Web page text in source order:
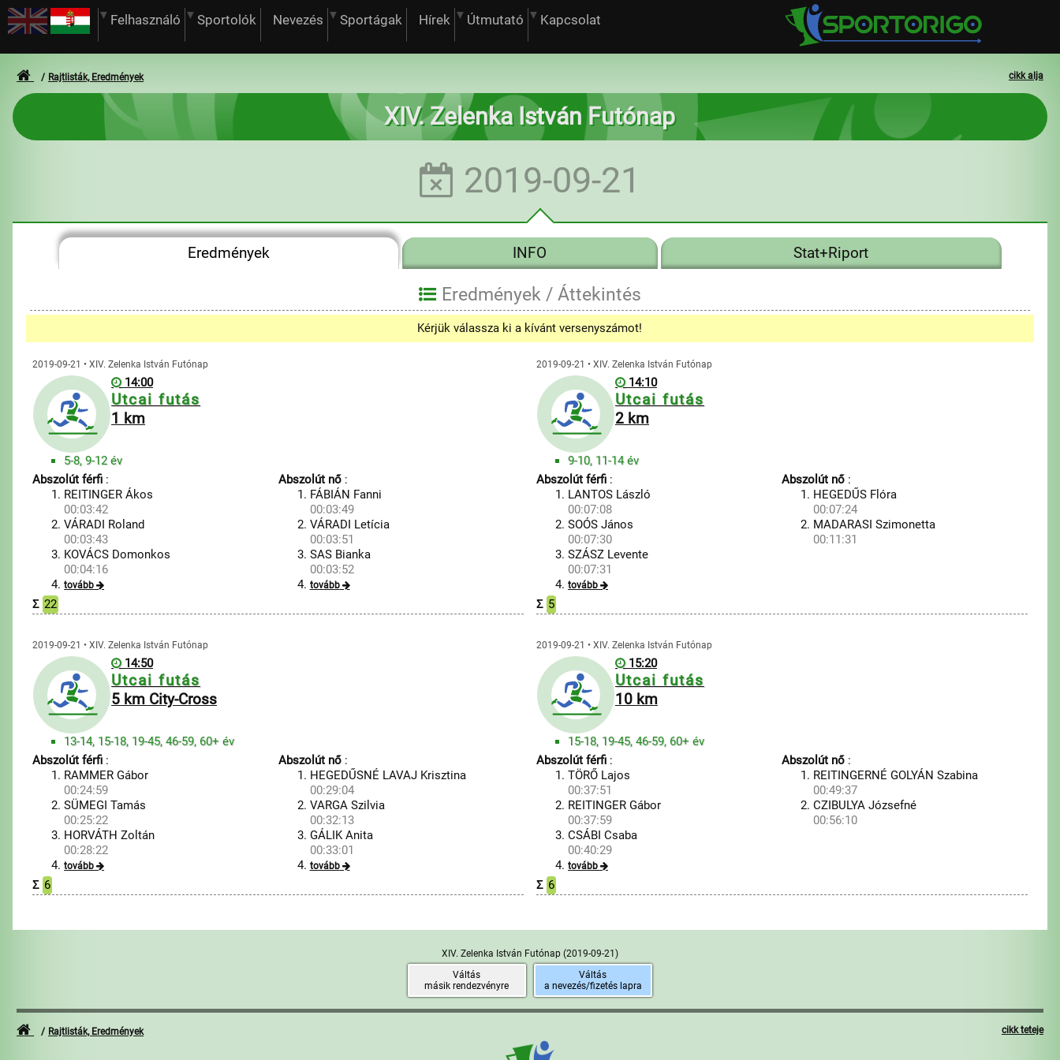
Felhasználó Sportolók Nevezés Sportágak Hírek Útmutató Kapcsolat
cikk alja
Rajtlisták, Eredmények
XIV. Zelenka István Futónap
2019-09-21
Eredmények INFO Stat+Riport
Eredmények / Áttekintés
Kérjük válassza ki a kívánt versenyszámot!
2019-09-21 • XIV. Zelenka István Futónap
14:00
Utcai futás
1 km
5-8, 9-12 év
Abszolút férfi :
REITINGER Ákos
00:03:42
VÁRADI Roland
00:03:43
KOVÁCS Domonkos
00:04:16
tovább
Abszolút nő:
FÁBIÁN Fanni
00:03:49
VÁRADI Letícia
00:03:51
SAS Bianka
00:03:52
tovább
Σ 22
2019-09-21 • XIV. Zelenka István Futónap
14:10
Utcai futás
2 km
9-10, 11-14 év
Abszolút férfi:
LANTOS László
00:07:08
SOÓS János
00:07:30
SZÁSZ Levente
00:07:31
tovább
Abszolút nő :
HEGEDŰS Flóra
00:07:24
MADARASI Szimonetta
00:11:31
Σ 5
2019-09-21 • XIV. Zelenka István Futónap
14:50
Utcai futás
5 km City-Cross
13-14, 15-18, 19-45, 46-59, 60+ év
Abszolút férfi :
RAMMER Gábor
00:24:59
SÜMEGI Tamás
00:25:22
HORVÁTH Zoltán
00:28:22
tovább
Abszolút nő:
HEGEDŰSNÉ LAVAJ Krisztina
00:29:04
VARGA Szilvia
00:32:13
GÁLIK Anita
00:33:01
tovább
Σ 6
2019-09-21 • XIV. Zelenka István Futónap
15:20
Utcai futás
10 km
15-18, 19-45, 46-59, 60+ év
Abszolút férfi:
TÖRŐ Lajos
00:37:51
REITINGER Gábor
00:37:59
CSÁBI Csaba
00:40:29
tovább
Abszolút nő :
REITINGERNÉ GOLYÁN Szabina
00:49:37
CZIBULYA Józsefné
00:56:10
Σ 6
XIV. Zelenka István Futónap (2019-09-21)
Váltás
másik rendezvényre
Váltás
a nevezés/fizetés lapra
cikk teteje
Rajtlisták, Eredmények